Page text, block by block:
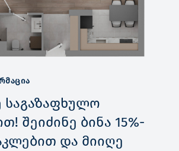
საგაზაფხულო
შეიძინე ბინა 15%-
და მიიღე